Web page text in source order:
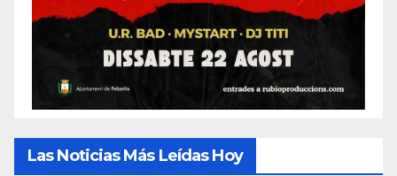
Las Noticias Más Leídas Hoy